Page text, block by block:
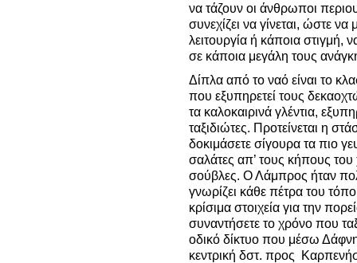
να τάζουν οι άνθρωποι
συνεχίζει να γίνεται, ώστε
λειτουργία ή κάποια στιγμή,
σε κάποια μεγάλη τους
Δίπλα από το ναό είναι το
που εξυπηρετεί τους
τα καλοκαιρινά γλέντια,
ταξιδιώτες. Προτείνεται η
δοκιμάσετε σίγουρα τα πιο
σαλάτες απ’ τους κήπους
σούβλες. Ο Λάμπρος ήταν
γνωρίζει κάθε πέτρα του
κρίσιμα στοιχεία για την
συναντήσετε το χρόνο που
οδικό δίκτυο που μέσω
κεντρική δστ. προς